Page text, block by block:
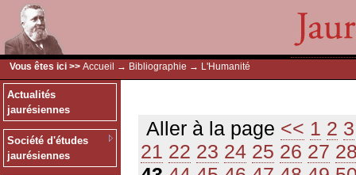
Vous êtes ici >> Accueil → Bibliographie → L'Humanité
Actualités
jaurésiennes
Société d'études
jaurésiennes
Aller à la page << 1 2 3
21 22 23 24 25 26 27